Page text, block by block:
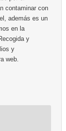
contaminar con
además es un
en la
y
y
web.